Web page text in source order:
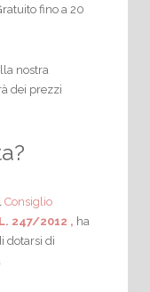
fino a 20
nostra
dei prezzi
Consiglio
247/2012 , ha
dotarsi di